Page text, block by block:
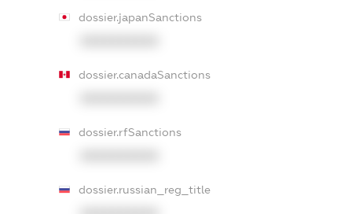
dossier.japanSanctions
dossier.canadaSanctions
dossier.rfSanctions
dossier.russian_reg_title